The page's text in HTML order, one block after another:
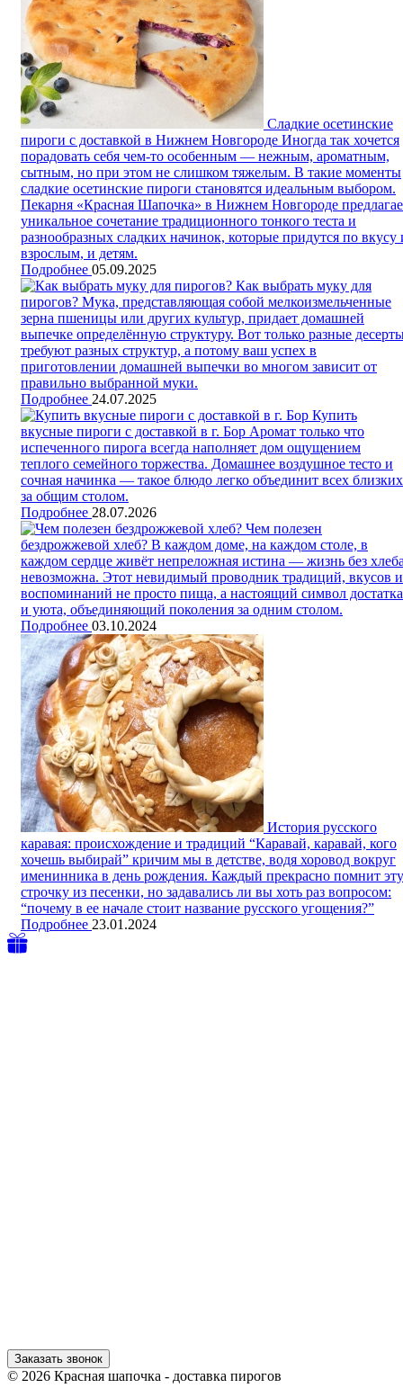
Сладкие осетинские
пироги с доставкой в Нижнем Новгороде Иногда так хочется
порадовать себя чем-то особенным — нежным, ароматным,
сытным, но при этом не слишком тяжелым. В такие моменты
сладкие осетинские пироги становятся идеальным выбором.
Пекарня «Красная Шапочка» в Нижнем Новгороде
уникальное сочетание традиционного тонкого теста и
разнообразных сладких начинок, которые придутся по вкусу
взрослым, и детям.
Подробнее 05.09.2025
Как выбрать муку для
пирогов? Мука, представляющая собой мелкоизмельченные
зерна пшеницы или других культур, придает домашней
выпечке определённую структуру. Вот только разные
требуют разных структур, а потому ваш успех в
приготовлении домашней выпечки во многом зависит от
правильно выбранной муки.
Подробнее 24.07.2025
Купить
вкусные пироги с доставкой в г. Бор Аромат только что
испеченного пирога всегда наполняет дом ощущением
теплого семейного торжества. Домашнее воздушное тесто и
сочная начинка — такое блюдо легко объединит всех близких
за общим столом.
Подробнее 28.07.2026
Чем полезен
бездрожжевой хлеб? В каждом доме, на каждом столе, в
каждом сердце живёт непреложная истина — жизнь без
невозможна. Этот невидимый проводник традиций, вкусов и
воспоминаний не просто пища, а настоящий символ достатка
и уюта, объединяющий поколения за одним столом.
Подробнее 03.10.2024
История русского
каравая: происхождение и традиций “Каравай, каравай, кого
хочешь выбирай” кричим мы в детстве, водя хоровод вокруг
именинника в день рождения. Каждый прекрасно помнит эту
строчку из песенки, но задавались ли вы хоть раз вопросом:
“почему в ее начале стоит название русского угощения?”
Подробнее 23.01.2024
Заказать звонок
© 2026 Красная шапочка - доставка пирогов